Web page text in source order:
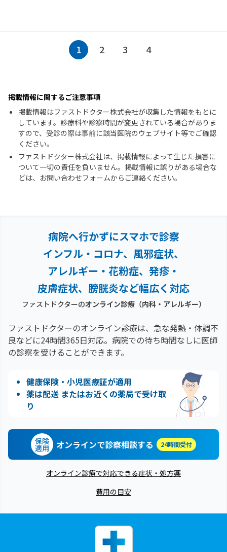
1 2 3 4
掲載情報に関するご注意事項
掲載情報はファストドクター株式会社が収集した情報をもとに
しています。診療科や診察時間が変更されている場合がありま
すので、受診の際は事前に該当医院のウェブサイト等でご確認
ください。
ファストドクター株式会社は、掲載情報によって生じた損害に
ついて一切の責任を負いません。掲載情報に誤りがある場合な
どは、お問い合わせフォームからご連絡ください。
病院へ行かずにスマホで診察
インフル・コロナ、風邪症状、
アレルギー・花粉症、 発疹・
皮膚症状、膀胱炎など幅広く対応
ファストドクターのオンライン診療（内科・アレルギー）
ファストドクターのオンライン診療は、急な発熱・体調不
良などに24時間365日対応。 病院での待ち時間なしに医師
の診察を受けることができます。
健康保険・小児医療証が適用
薬は配送 またはお近くの薬局で受け取
り
保険
適用 オンラインで診察相談する 24時間受付
オンライン診療で対応できる症状・処方薬
費用の目安